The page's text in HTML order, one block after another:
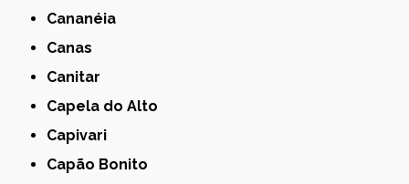
Cananéia
Canas
Canitar
Capela do Alto
Capivari
Capão Bonito